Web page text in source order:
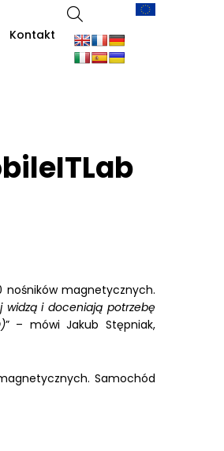
Kontakt
nośników magnetycznych.
widzą i doceniają potrzebę
” – mówi Jakub Stępniak,
Samochód